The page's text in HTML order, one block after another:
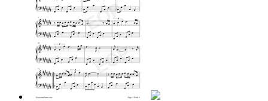
却又回到原点
掩饰不了双眼流落的思念
爱是无路可逃
谁都不能忘掉
真实的拥抱 与哭嚎
如果不想要 就不要
别假装一切都好
我也受不了